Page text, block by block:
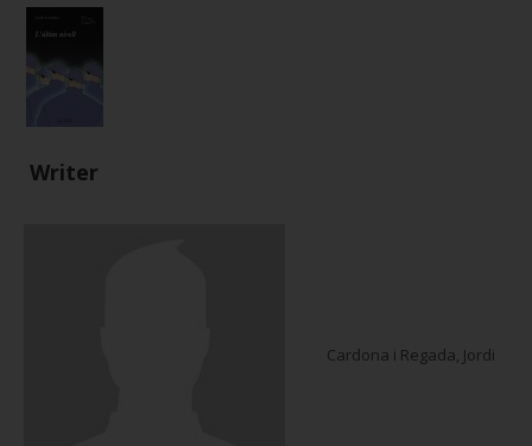
Writer
Cardona i Regada, Jordi